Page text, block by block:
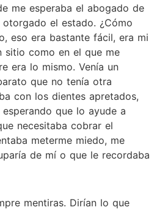
me esperaba el abogado de
el estado. ¿Cómo
eso era bastante fácil, era mi
sitio como en el que me
era lo mismo. Venía un
que no tenía otra
con los dientes apretados,
que lo ayude a
necesitaba cobrar el
meterme miedo, me
de mí o que le recordaba
mentiras. Dirían lo que